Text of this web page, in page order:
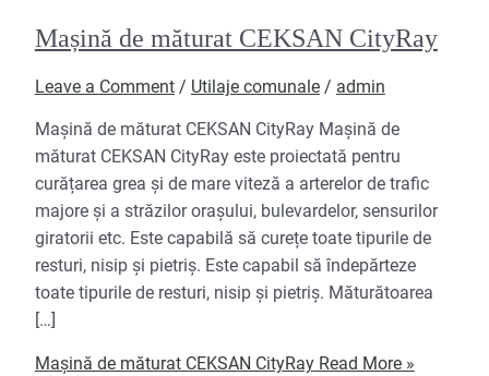
Mașină de măturat CEKSAN CityRay
Leave a Comment / Utilaje comunale/ admin
Mașină de măturat CEKSAN CityRay Mașină de
măturat CEKSAN CityRay este proiectată pentru
curățarea grea și de mare viteză a arterelor de trafic
majore și a străzilor orașului, bulevardelor, sensurilor
giratorii etc. Este capabilă să curețe toate tipurile de
resturi, nisip și pietriș. Este capabil să îndepărteze
toate tipurile de resturi, nisip și pietriș. Măturătoarea
[…]
Mașină de măturat CEKSAN CityRayRead More »